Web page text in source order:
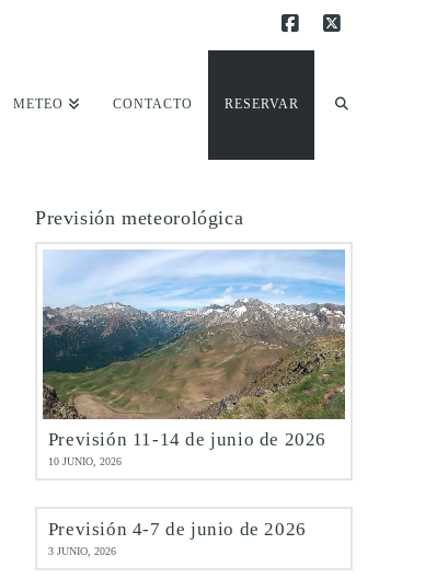
METEO CONTACTO RESERVAR
Previsión meteorológica
Previsión 11-14 de junio de 2026
10 JUNIO, 2026
Previsión 4-7 de junio de 2026
3 JUNIO, 2026